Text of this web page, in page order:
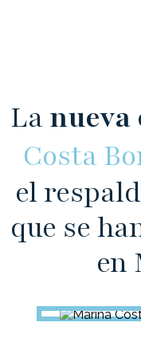
Lanueva
Costa
el
que se
en